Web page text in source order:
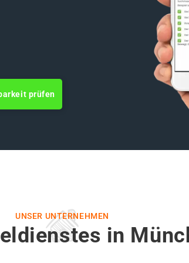
prüfen
UNSER UNTERNEHMEN
in